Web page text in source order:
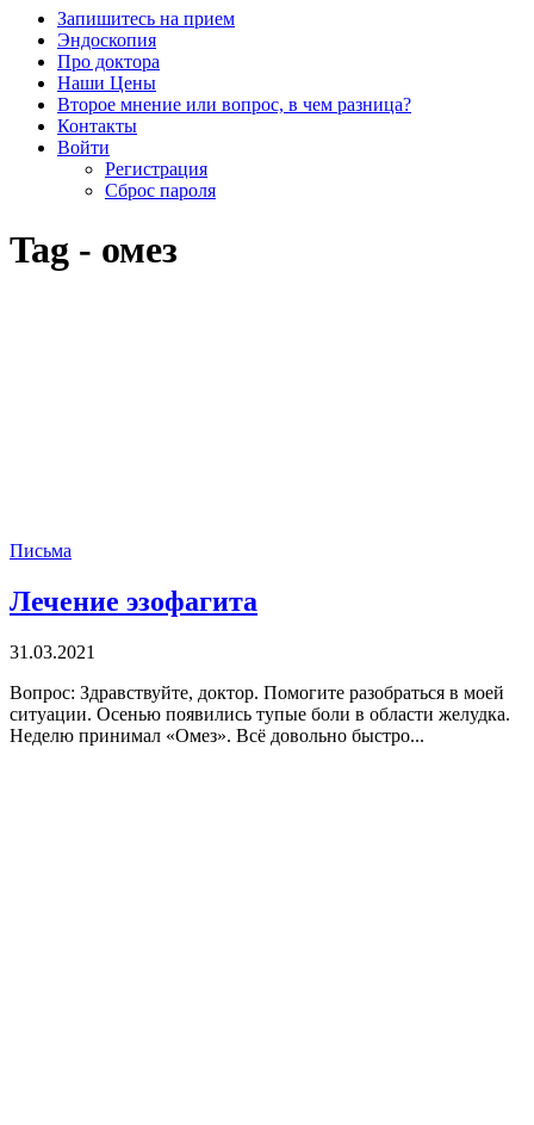
Запишитесь на прием
Эндоскопия
Про доктора
Наши Цены
Второе мнение или вопрос, в чем разница?
Контакты
Войти
Регистрация
Сброс пароля
Tag - омез
Письма
Лечение эзофагита
31.03.2021
Вопрос: Здравствуйте, доктор. Помогите разобраться в моей
ситуации. Осенью появились тупые боли в области желудка.
Неделю принимал «Омез». Всё довольно быстро...